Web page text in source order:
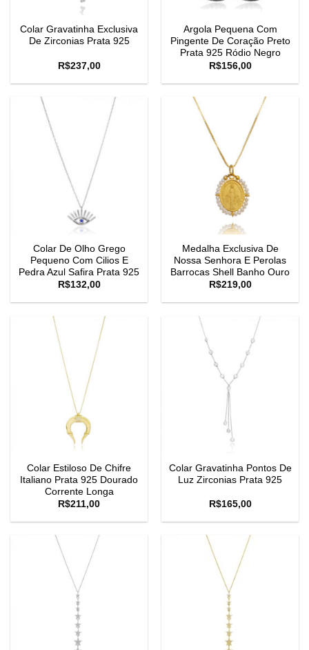
Colar Gravatinha Exclusiva
De Zirconias Prata 925
R$237,00
Argola Pequena Com
Pingente De Coração Preto
Prata 925 Ródio Negro
R$156,00
Colar De Olho Grego
Pequeno Com Cilios E
Pedra Azul Safira Prata 925
R$132,00
Medalha Exclusiva De
Nossa Senhora E Perolas
Barrocas Shell Banho Ouro
R$219,00
Colar Estiloso De Chifre
Italiano Prata 925 Dourado
Corrente Longa
R$211,00
Colar Gravatinha Pontos De
Luz Zirconias Prata 925
R$165,00